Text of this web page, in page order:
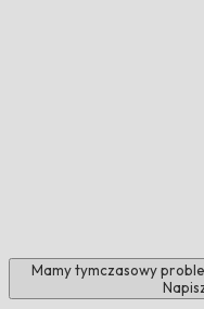
Mamy tymczasowy